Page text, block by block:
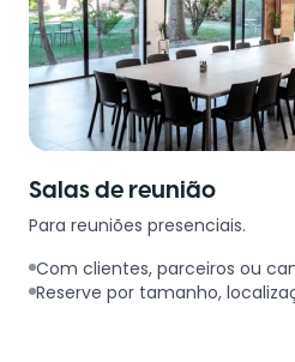
Salas de reunião
Para reuniões presenciais.
Com clientes, parceiros ou
Reserve por tamanho,